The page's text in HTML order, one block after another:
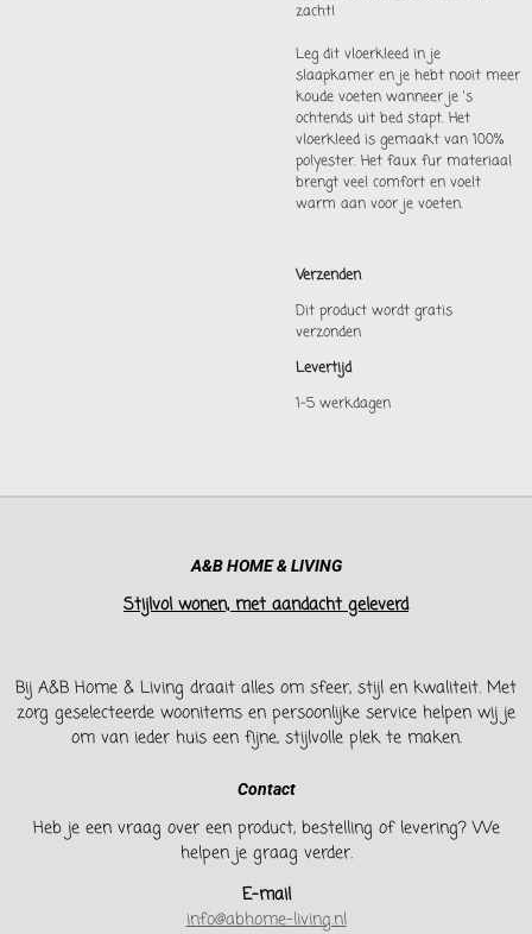
zacht!
Leg dit vloerkleed in je
slaapkamer en je hebt nooit meer
koude voeten wanneer je 's
ochtends uit bed stapt. Het
vloerkleed is gemaakt van 100%
polyester. Het faux fur materiaal
brengt veel comfort en voelt
warm aan voor je voeten.
Verzenden
Dit product wordt gratis
verzonden
Levertijd
1-5 werkdagen
A&B HOME & LIVING
Stijlvol wonen, met aandacht geleverd
Bij A&B Home & Living draait alles om sfeer, stijl en kwaliteit. Met
zorg geselecteerde woonitems en persoonlijke service helpen wij je
om van ieder huis een fijne, stijlvolle plek te maken.
Contact
Heb je een vraag over een product, bestelling of levering? We
helpen je graag verder.
E-mail
info@abhome-living.nl